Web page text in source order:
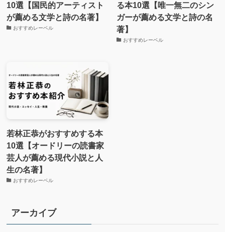
10選【国民的アーティスト
が薦める文学と詩の名著】
おすすめレーベル
る本10選【唯一無二のシン
ガーが薦める文学と詩の名
著】
おすすめレーベル
若林正恭がおすすめする本
10選【オードリーの読書家
芸人が薦める現代小説と人
生の名著】
おすすめレーベル
アーカイブ